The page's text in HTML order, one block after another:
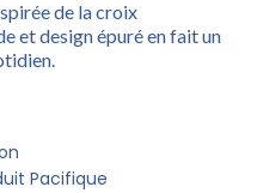
de la croix
et design épuré en fait un
Pacifique